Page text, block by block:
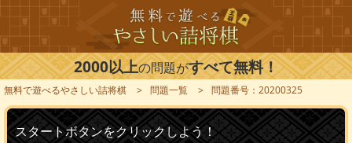
2000以上の問題がすべて無料！
無料で遊べるやさしい詰将棋 問題一覧 問題番号：20200325
スタートボタンをクリックしよう！